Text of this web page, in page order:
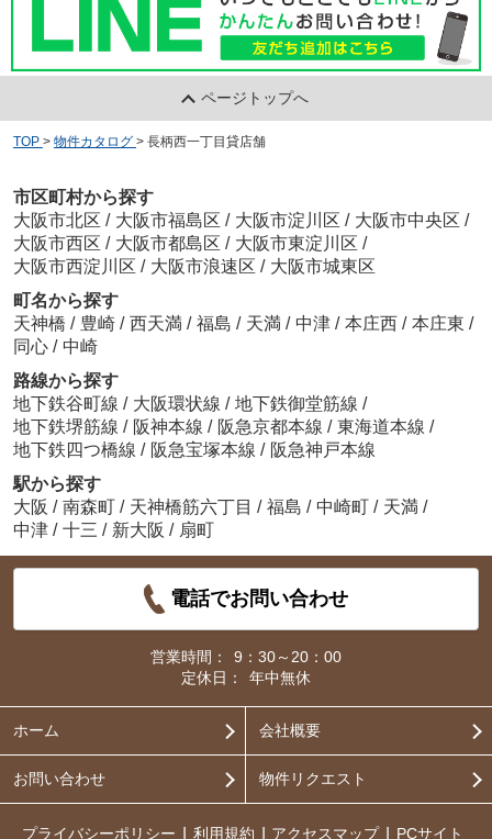
ページトップへ
TOP > 物件カタログ > 長柄西一丁目貸店舗
市区町村から探す
大阪市北区 / 大阪市福島区 / 大阪市淀川区 / 大阪市中央区 /
大阪市西区 / 大阪市都島区 / 大阪市東淀川区 /
大阪市西淀川区 / 大阪市浪速区 / 大阪市城東区
町名から探す
天神橋 / 豊崎 / 西天満 / 福島 / 天満 / 中津 / 本庄西 / 本庄東 /
同心 / 中崎
路線から探す
地下鉄谷町線 / 大阪環状線 / 地下鉄御堂筋線 /
地下鉄堺筋線 / 阪神本線 / 阪急京都本線 / 東海道本線 /
地下鉄四つ橋線 / 阪急宝塚本線 / 阪急神戸本線
駅から探す
大阪 / 南森町 / 天神橋筋六丁目 / 福島 / 中崎町 / 天満 /
中津 / 十三 / 新大阪 / 扇町
電話でお問い合わせ
営業時間：
9：30～20：00
定休日：
年中無休
ホーム 会社概要
お問い合わせ 物件リクエスト
プライバシーポリシー 利用規約 アクセスマップ PCサイト